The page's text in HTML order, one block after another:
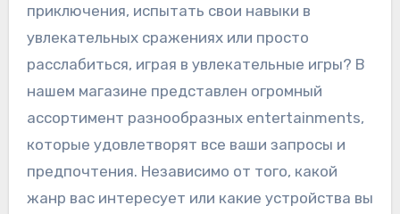
приключения, испытать свои навыки в
увлекательных сражениях или просто
расслабиться, играя в увлекательные игры? В
нашем магазине представлен огромный
ассортимент разнообразных entertainments,
которые удовлетворят все ваши запросы и
предпочтения. Независимо от того, какой
жанр вас интересует или какие устройства вы